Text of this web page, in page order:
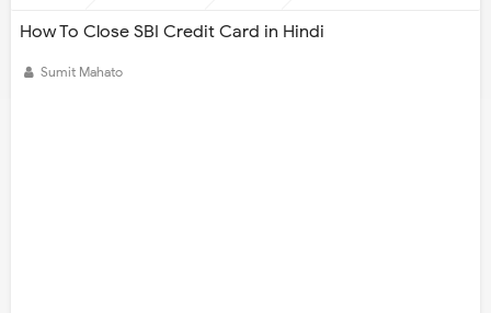
How To Close SBI Credit Card in Hindi
Sumit Mahato